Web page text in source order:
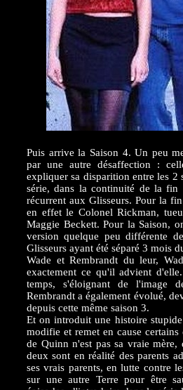
Puis arrive la Saison 4. Un peu
par une autre désaffection :
expliquer sa disparition entre les 2
série, dans la continuité de la
récurrent aux Glisseurs. Pour la
en effet le Colonel Rickman,
Maggie Beckett. Pour la Saison,
version quelque peu différente
Glisseurs ayant été séparé 3 mois
Wade et Rembrandt du leur,
exactement ce qu'il advient
temps, s'éloignant de l'image
Rembrandt a également évolué,
depuis cette même saison 3.
Et on introduit une histoire
modifie et remet en cause
de Quinn n'est pas sa vraie
deux sont en réalité des parents
ses vrais parents, en lutte contre
sur une autre Terre pour être